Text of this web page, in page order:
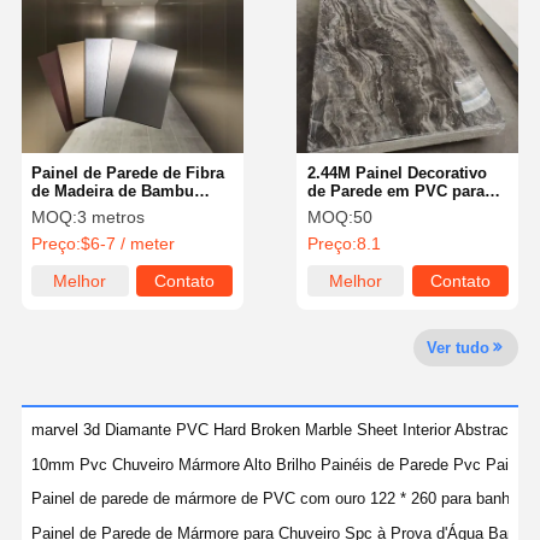
Quem
Somos
Fábrica
Controle De
Qualidade
Fale
Conosco
Converse
Agora
Painel de parede exterior
2.44M Painel Decorativo
de Parede em PVC para
Casa e Comércio, Folha
de PVC à Prova de Fogo
MOQ:50
Preço:8.1
Melhor
Contato
Painel de Parede de Fibra
de Madeira de Bambu
Espelhado WPC, Chapa de
Fibra Metálica de PVC
para Parede
MOQ:3 metros
Preço:$6-7 / meter
Melhor
Contato
Ver tudo
marvel 3d Diamante PVC Hard Broken Marble Sheet Interior Abstract
10mm Pvc Chuveiro Mármore Alto Brilho Painéis de Parede Pvc
Painel de parede de mármore de PVC com ouro 122 * 260 para
Painel de Parede de Mármore para Chuveiro Spc à Prova d'Água